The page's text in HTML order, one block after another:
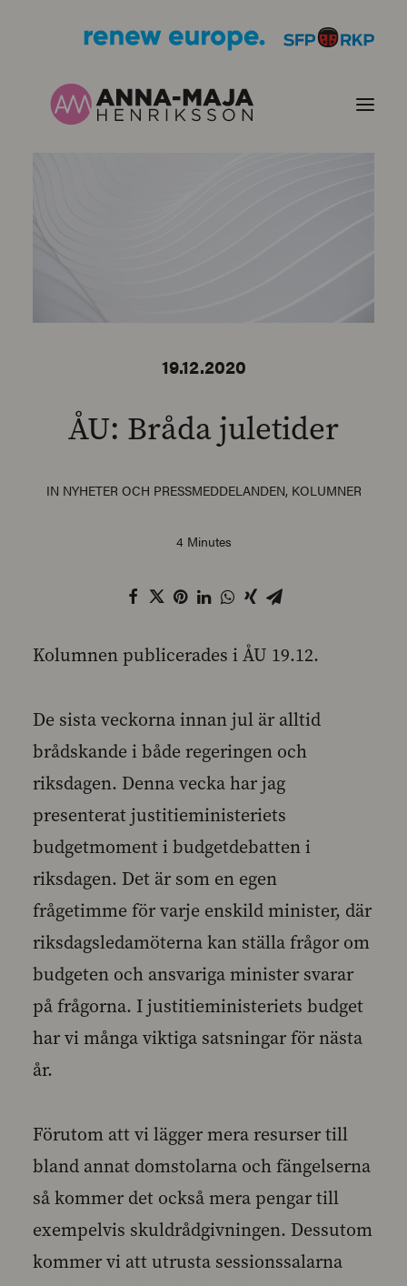
SEARCH
19.12.2020
ÅU: Bråda juletider
IN NYHETER OCH PRESSMEDDELANDEN, KOLUMNER
4 Minutes
Kolumnen publicerades i ÅU 19.12.
De sista veckorna innan jul är alltid
brådskande i både regeringen och
riksdagen. Denna vecka har jag
presenterat justitieministeriets
budgetmoment i budgetdebatten i
riksdagen. Det är som en egen
frågetimme för varje enskild minister, där
riksdagsledamöterna kan ställa frågor om
budgeten och ansvariga minister svarar
på frågorna. I justitieministeriets budget
har vi många viktiga satsningar för nästa
år.
Förutom att vi lägger mera resurser till
bland annat domstolarna och fängelserna
så kommer det också mera pengar till
exempelvis skuldrådgivningen. Dessutom
kommer vi att utrusta sessionssalarna